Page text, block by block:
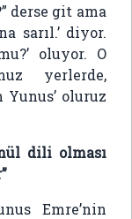
derse git ama
sarıl.’ diyor.
oluyor. O
yerlerde,
oluruz
dili olması
Emre’nin